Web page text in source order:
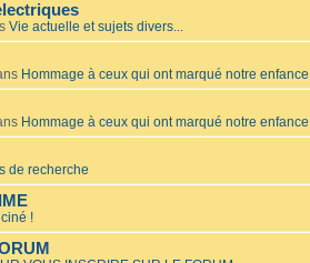
Vie actuelle et sujets divers...
Hommage à ceux qui ont marqué notre enfance
Hommage à ceux qui ont marqué notre enfance
de recherche
!